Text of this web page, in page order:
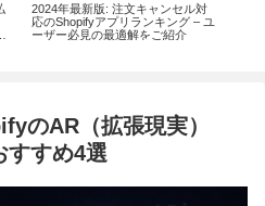
2024年最新版: 注文キャンセル対
応のShopifyアプリランキング – ユ
ーザー必見の最適解をご紹介
のAR（拡張現実）
すすめ4選